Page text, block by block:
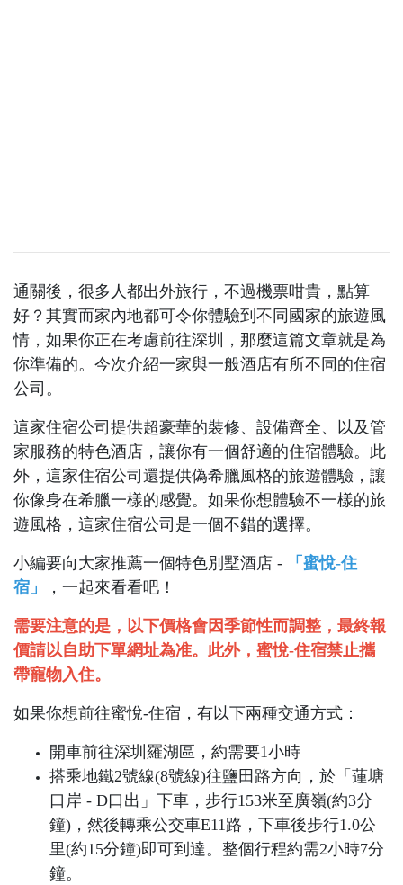
通關後，很多人都出外旅行，不過機票咁貴，點算
好？其實而家內地都可令你體驗到不同國家的旅遊風
情，如果你正在考慮前往深圳，那麼這篇文章就是為
你準備的。今次介紹一家與一般酒店有所不同的住宿
公司。
這家住宿公司提供超豪華的裝修、設備齊全、以及管
家服務的特色酒店，讓你有一個舒適的住宿體驗。此
外，這家住宿公司還提供偽希臘風格的旅遊體驗，讓
你像身在希臘一樣的感覺。如果你想體驗不一樣的旅
遊風格，這家住宿公司是一個不錯的選擇。
小編要向大家推薦一個特色別墅酒店 -
「蜜悅-住
宿」
，一起來看看吧！
需要注意的是，以下價格會因季節性而調整，最終報
價請以自助下單網址為准。此外，蜜悅-住宿禁止攜
帶寵物入住。
如果你想前往蜜悅-住宿，有以下兩種交通方式：
開車前往深圳羅湖區，約需要1小時
搭乘地鐵2號線(8號線)往鹽田路方向，於「蓮塘
口岸 - D口出」下車，步行153米至廣嶺(約3分
鐘)，然後轉乘公交車E11路，下車後步行1.0公
里(約15分鐘)即可到達。整個行程約需2小時7分
鐘。